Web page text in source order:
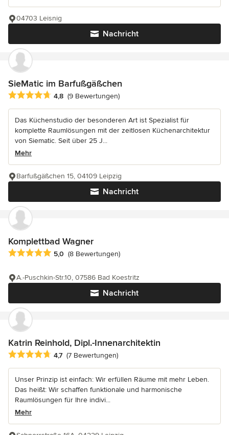
Nachricht
04703 Leisnig
SieMatic im Barfußgäßchen
Durchschnittliche Bewertung: 4.8 von 5 Sternen
4,8 (9 Bewertungen)
Das Küchenstudio der besonderen Art ist Spezialist für
komplette Raumlösungen mit der zeitlosen Küchenarchitektur
von Siematic. Seit über 25 J...
Mehr
Nachricht
Barfußgäßchen 15, 04109 Leipzig
Komplettbad Wagner
Durchschnittliche Bewertung: 5 von 5 Sternen
5,0 (8 Bewertungen)
Nachricht
A.-Puschkin-Str.10, 07586 Bad Koestritz
Katrin Reinhold, Dipl.-Innenarchitektin
Durchschnittliche Bewertung: 4.7 von 5 Sternen
4,7 (7 Bewertungen)
Unser Prinzip ist einfach: Wir erfüllen Räume mit mehr Leben.
Das heißt: Wir schaffen funktionale und harmonische
Raumlösungen für Ihre indivi...
Mehr